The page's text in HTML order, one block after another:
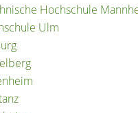
Hochschule
Ulm